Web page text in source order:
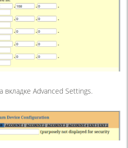
Advanced Settings.